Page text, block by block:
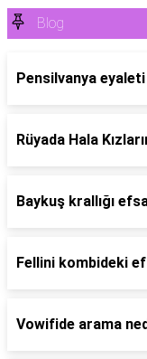
Blog
Pensilvanya
Rüyada Hala
Baykuş krallığı
Fellini kombideki
Vowifide arama